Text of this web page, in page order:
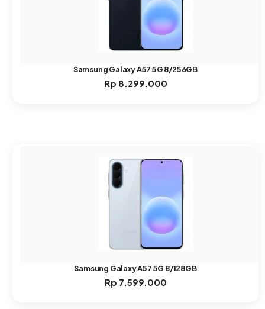
Samsung Galaxy A57 5G 8/256GB
Rp 8.299.000
Samsung Galaxy A57 5G 8/128GB
Rp 7.599.000